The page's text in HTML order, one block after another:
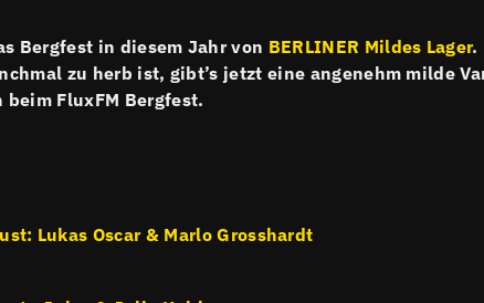
Bergfest in diesem Jahr von BERLINER Mildes Lager.
zu herb ist, gibt’s jetzt eine angenehm milde
FluxFM Bergfest.
Lukas Oscar & Marlo Grosshardt